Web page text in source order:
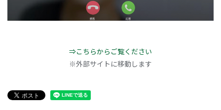
⇒こちらからご覧ください
※外部サイトに移動します